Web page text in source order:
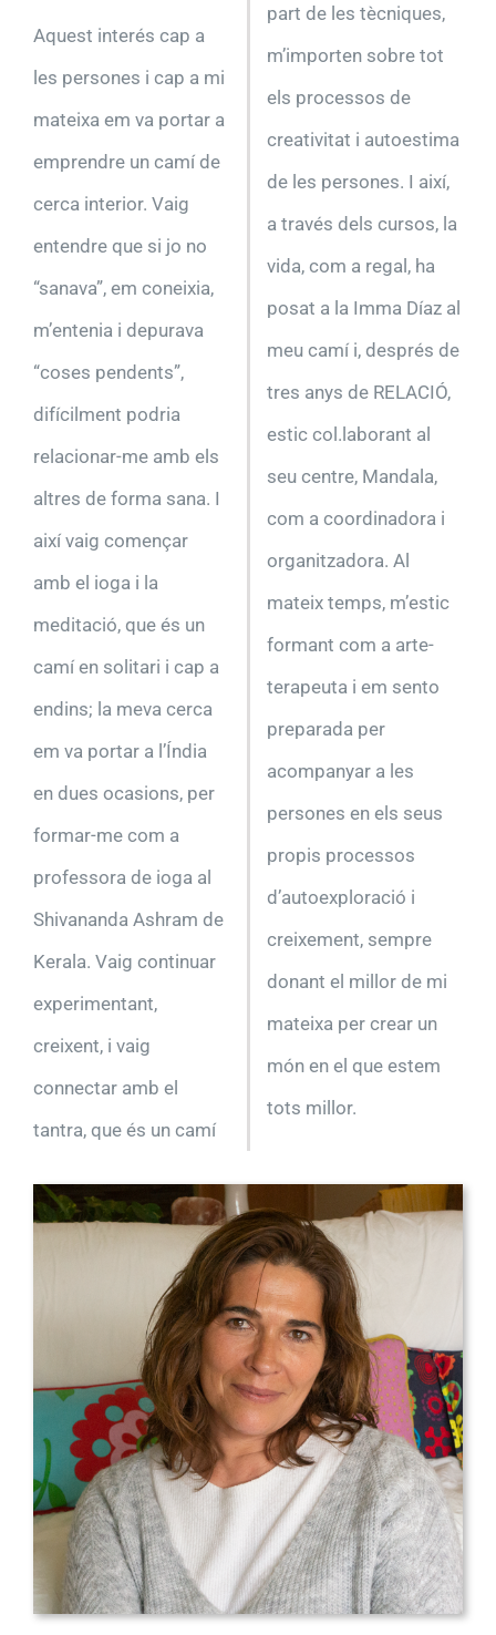
Aquest interés cap a
les persones i cap a mi
mateixa em va portar a
emprendre un camí de
cerca interior. Vaig
entendre que si jo no
“sanava”, em coneixia,
m’entenia i depurava
“coses pendents”,
difícilment podria
relacionar-me amb els
altres de forma sana. I
així vaig començar
amb el ioga i la
meditació, que és un
camí en solitari i cap a
endins; la meva cerca
em va portar a l’Índia
en dues ocasions, per
formar-me com a
professora de ioga al
Shivananda Ashram de
Kerala. Vaig continuar
experimentant,
creixent, i vaig
connectar amb el
tantra, que és un camí
part de les tècniques,
m’importen sobre tot
els processos de
creativitat i autoestima
de les persones. I així,
a través dels cursos, la
vida, com a regal, ha
posat a la Imma Díaz al
meu camí i, després de
tres anys de RELACIÓ,
estic col.laborant al
seu centre, Mandala,
com a coordinadora i
organitzadora. Al
mateix temps, m’estic
formant com a arte-
terapeuta i em sento
preparada per
acompanyar a les
persones en els seus
propis processos
d’autoexploració i
creixement, sempre
donant el millor de mi
mateixa per crear un
món en el que estem
tots millor.